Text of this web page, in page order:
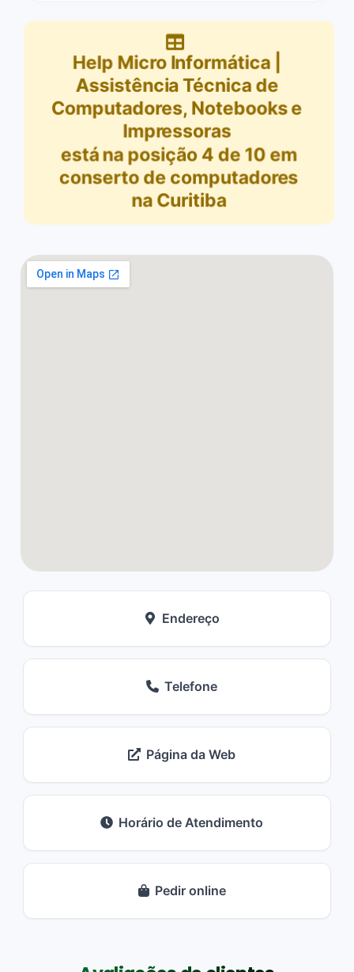
Help Micro Informática |
Assistência Técnica de
Computadores, Notebooks e
Impressoras
está na posição 4 de 10 em
conserto de computadores
na Curitiba
Endereço
Telefone
Página da Web
Horário de Atendimento
Pedir online